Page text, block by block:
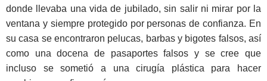
donde llevaba una vida de jubilado, sin salir ni mirar por la
ventana y siempre protegido por personas de confianza. En
su casa se encontraron pelucas, barbas y bigotes falsos, así
como una docena de pasaportes falsos y se cree que
incluso se sometió a una cirugía plástica para hacer